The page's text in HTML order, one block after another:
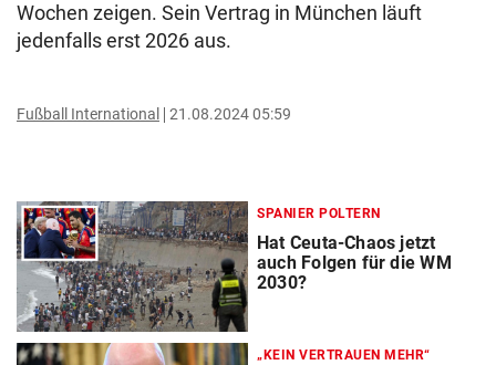
Wochen zeigen. Sein Vertrag in München läuft
jedenfalls erst 2026 aus.
Fußball International 21.08.2024 05:59
SPANIER POLTERN
Hat Ceuta-Chaos jetzt
auch Folgen für die WM
2030?
„KEIN VERTRAUEN MEHR“